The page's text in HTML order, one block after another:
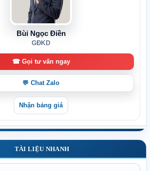
Bùi Ngọc Điền
GĐKD
☎ Gọi tư vấn ngay
💬 Chat Zalo
Nhận bảng giá
TÀI LIỆU NHANH